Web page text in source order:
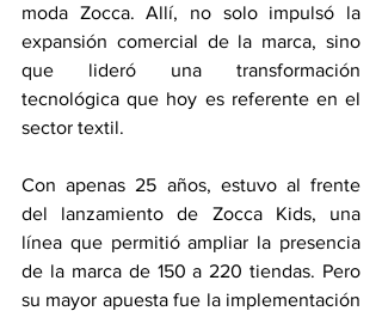
moda Zocca. Allí, no solo impulsó la
expansión comercial de la marca, sino
que lideró una transformación
tecnológica que hoy es referente en el
sector textil.
Con apenas 25 años, estuvo al frente
del lanzamiento de Zocca Kids, una
línea que permitió ampliar la presencia
de la marca de 150 a 220 tiendas. Pero
su mayor apuesta fue la implementación